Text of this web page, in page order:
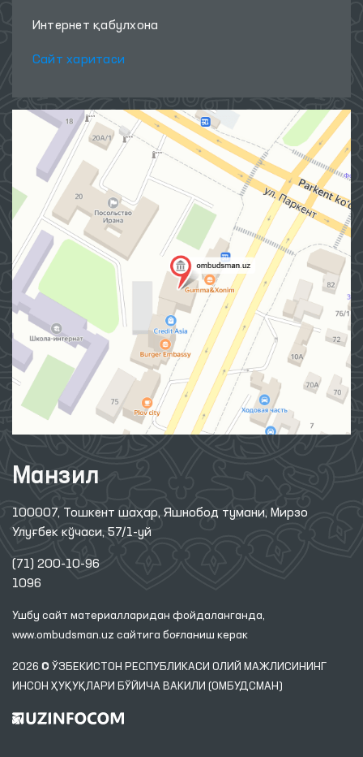
Интернет қабулхона
Сайт харитаси
Манзил
100007, Тошкент шаҳар, Яшнобод тумани, Мирзо
Улуғбек кўчаси, 57/1-уй
(71) 200-10-96
1096
Ушбу сайт материалларидан фойдаланганда,
www.ombudsman.uz сайтига боғланиш керак
2026 © ЎЗБЕКИСТОН РЕСПУБЛИКАСИ ОЛИЙ МАЖЛИСИНИНГ
ИНСОН ҲУҚУҚЛАРИ БЎЙИЧА ВАКИЛИ (ОМБУДСМАН)